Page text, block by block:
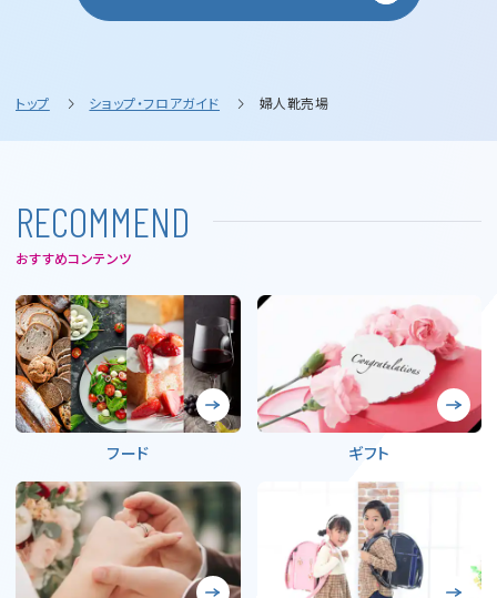
トップ ショップ・フロアガイド 婦人靴売場
RECOMMEND
おすすめコンテンツ
フード ギフト